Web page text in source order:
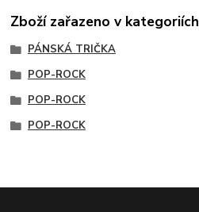
Zboží zařazeno v kategoriích
PÁNSKÁ TRIČKA
POP-ROCK
POP-ROCK
POP-ROCK